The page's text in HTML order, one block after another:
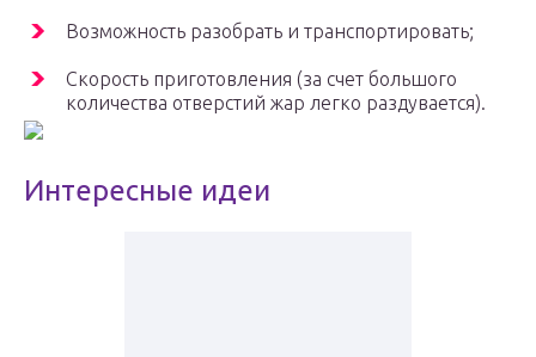
Возможность разобрать и транспортировать;
Скорость приготовления (за счет большого
количества отверстий жар легко раздувается).
Интересные идеи